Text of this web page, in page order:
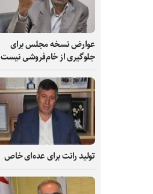
عوارض نسخه مجلس برای
جلوگیری از خام‌فروشی نیست
تولید رانت برای عده‌ای خاص